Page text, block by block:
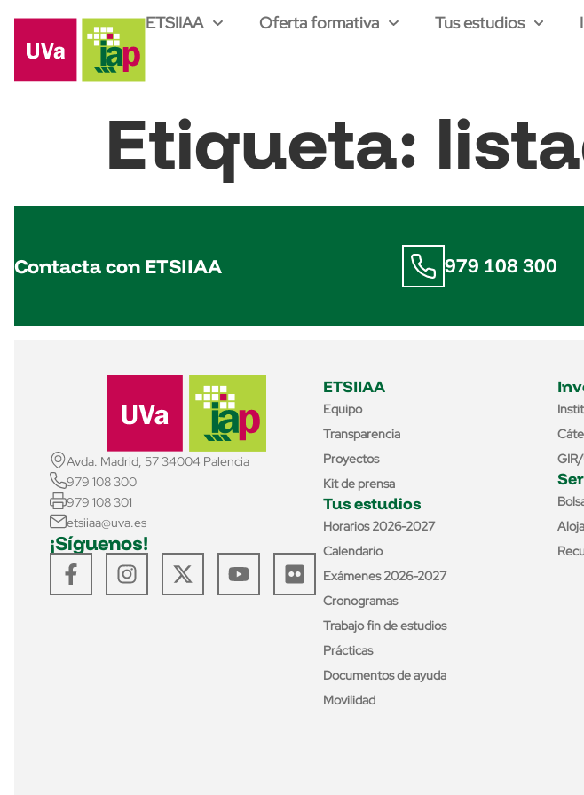
ETSIIAA Oferta formativa Tus estudios
Etiqueta:
Contacta con ETSIIAA 979 108 300
Avda. Madrid, 57 34004 Palencia
979 108 300
979 108 301
etsiiaa@uva.es
¡Síguenos!
ETSIIAA
Equipo
Transparencia
Proyectos
Kit de prensa
Tus estudios
Horarios 2026-2027
Calendario
Exámenes 2026-2027
Cronogramas
Trabajo fin de estudios
Prácticas
Documentos de ayuda
Movilidad